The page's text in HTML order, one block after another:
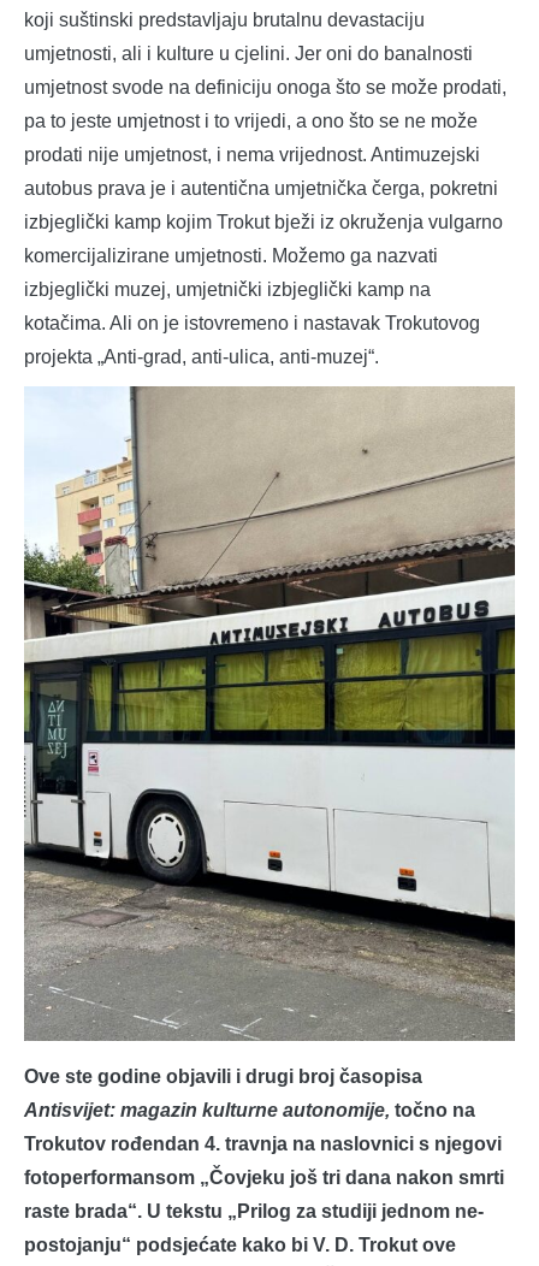
koji suštinski predstavljaju brutalnu devastaciju
umjetnosti, ali i kulture u cjelini. Jer oni do banalnosti
umjetnost svode na definiciju onoga što se može prodati,
pa to jeste umjetnost i to vrijedi, a ono što se ne može
prodati nije umjetnost, i nema vrijednost. Antimuzejski
autobus prava je i autentična umjetnička čerga, pokretni
izbjeglički kamp kojim Trokut bježi iz okruženja vulgarno
komercijalizirane umjetnosti. Možemo ga nazvati
izbjeglički muzej, umjetnički izbjeglički kamp na
kotačima. Ali on je istovremeno i nastavak Trokutovog
projekta „Anti-grad, anti-ulica, anti-muzej“.
Ove ste godine objavili i drugi broj časopisa
Antisvijet: magazin kulturne autonomije, točno na
Trokutov rođendan 4. travnja na naslovnici s njegovi
fotoperformansom „Čovjeku još tri dana nakon smrti
raste brada“. U tekstu „Prilog za studiji jednom ne-
postojanju“ podsjećate kako bi V. D. Trokut ove